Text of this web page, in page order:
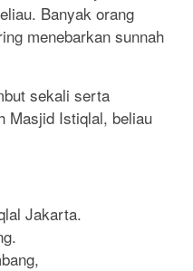
Banyak orang
menebarkan sunnah
sekali serta
Masjid Istiqlal, beliau
Jakarta.